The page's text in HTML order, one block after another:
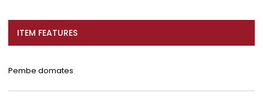
ITEM FEATURES
Pembe domates